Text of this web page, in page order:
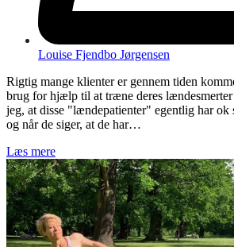
Louise Fjendbo Jørgensen
Rigtig mange klienter er gennem tiden
brug for hjælp til at træne deres
jeg, at disse "lændepatienter" egentlig har ok
og når de siger, at de har…
Læs mere